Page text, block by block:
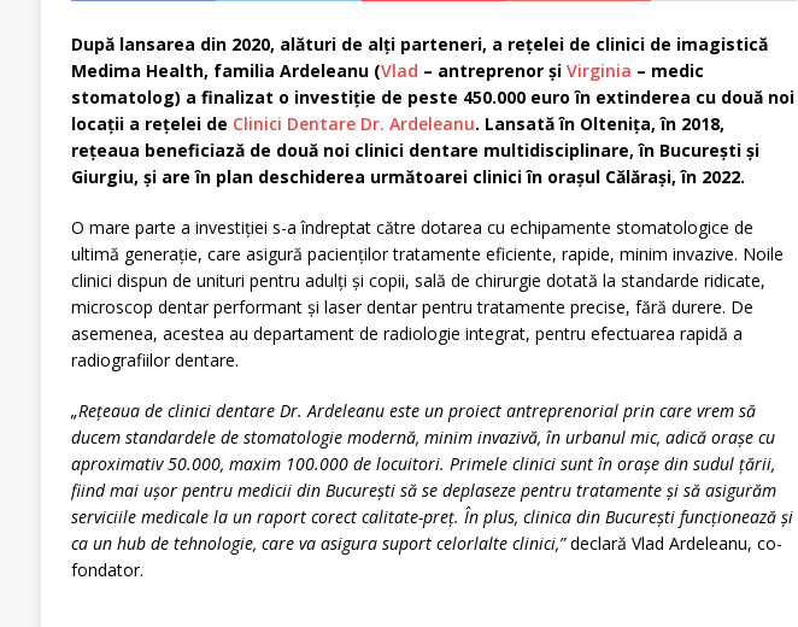
După lansarea din 2020, alături de alți parteneri, a rețelei de clinici de imagistică
Medima Health, familia Ardeleanu (Vlad – antreprenor și Virginia – medic
stomatolog) a finalizat o investiție de peste 450.000 euro în extinderea cu două noi
locații a rețelei de Clinici Dentare Dr. Ardeleanu. Lansată în Oltenița, în 2018,
rețeaua beneficiază de două noi clinici dentare multidisciplinare, în București și
Giurgiu, și are în plan deschiderea următoarei clinici în orașul Călărași, în 2022.
O mare parte a investiției s-a îndreptat către dotarea cu echipamente stomatologice de
ultimă generație, care asigură pacienților tratamente eficiente, rapide, minim invazive. Noile
clinici dispun de unituri pentru adulți și copii, sală de chirurgie dotată la standarde ridicate,
microscop dentar performant și laser dentar pentru tratamente precise, fără durere. De
asemenea, acestea au departament de radiologie integrat, pentru efectuarea rapidă a
radiografiilor dentare.
„Rețeaua de clinici dentare Dr. Ardeleanu este un proiect antreprenorial prin care vrem să
ducem standardele de stomatologie modernă, minim invazivă, în urbanul mic, adică orașe cu
aproximativ 50.000, maxim 100.000 de locuitori. Primele clinici sunt în orașe din sudul țării,
fiind mai ușor pentru medicii din București să se deplaseze pentru tratamente și să asigurăm
serviciile medicale la un raport corect calitate-preț. În plus, clinica din București funcționează și
ca un hub de tehnologie, care va asigura suport celorlalte clinici,”declară Vlad Ardeleanu, co-
fondator.